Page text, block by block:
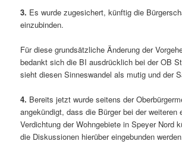
3. Es wurde zugesichert, künftig die
einzubinden.
Für diese grundsätzliche Änderung der
bedankt sich die BI ausdrücklich bei der OB
sieht diesen Sinneswandel als mutig und der
4. Bereits jetzt wurde seitens der
angekündigt, dass die Bürger bei der weiteren
Verdichtung der Wohngebiete in Speyer Nord
die Diskussionen hierüber eingebunden